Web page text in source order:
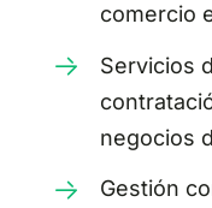
comercio
Servicios
negocios
Gestión